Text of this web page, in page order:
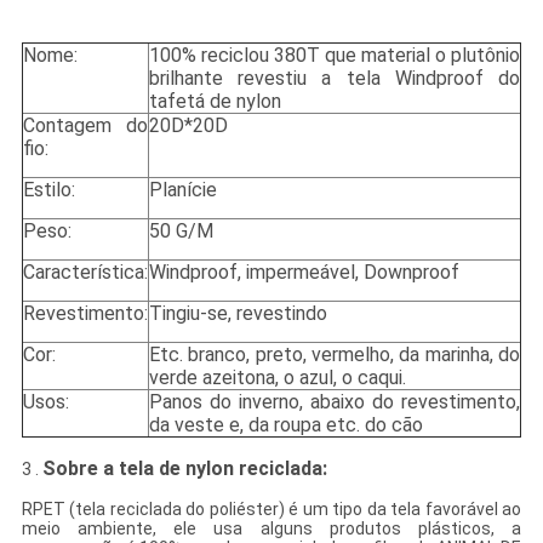
Nome:
100% reciclou 380T que material o plutônio
brilhante revestiu a tela Windproof do
tafetá de nylon
Contagem do
fio:
20D*20D
Estilo:
Planície
Peso:
50 G/M
Característica:Windproof, impermeável, Downproof
Revestimento:Tingiu-se, revestindo
Cor:
Etc. branco, preto, vermelho, da marinha, do
verde azeitona, o azul, o caqui.
Usos:
Panos do inverno, abaixo do revestimento,
da veste e, da roupa etc. do cão
3 . Sobre a tela de nylon reciclada:
RPET (tela reciclada do poliéster) é um tipo da tela favorável ao
meio ambiente, ele usa alguns produtos plásticos, a